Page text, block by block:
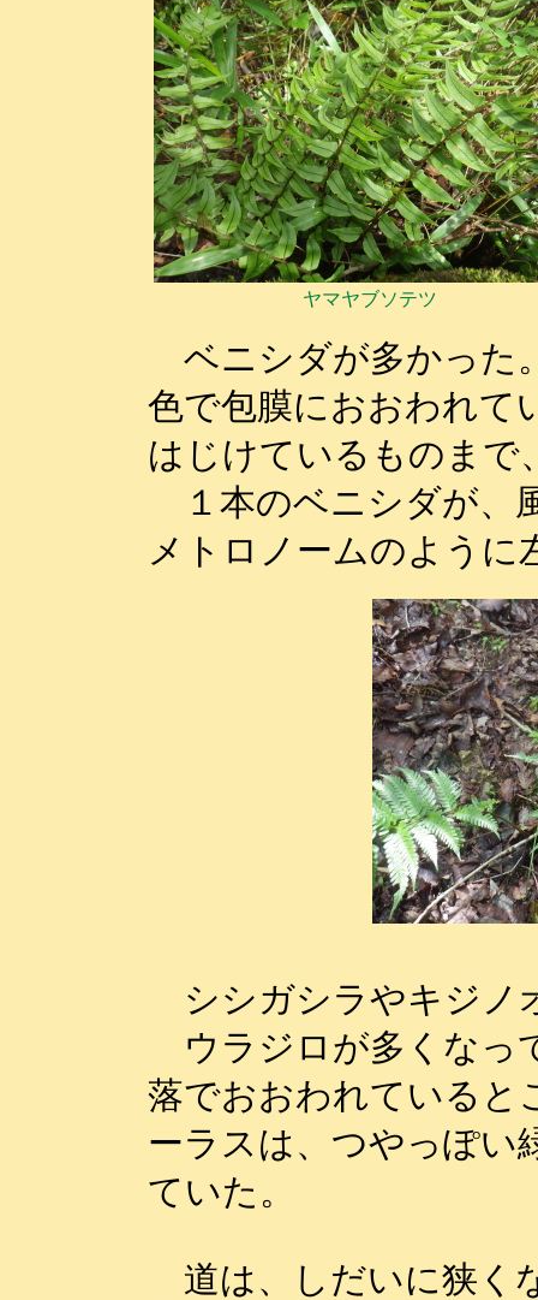
ヤマヤブソテツ
ベニシダが多かった
色で包膜におおわれて
はじけているものまで
１本のベニシダが、
メトロノームのように
シシガシラやキジノ
ウラジロが多くなっ
落でおおわれていると
ーラスは、つやっぽい
ていた。
道は、しだいに狭く